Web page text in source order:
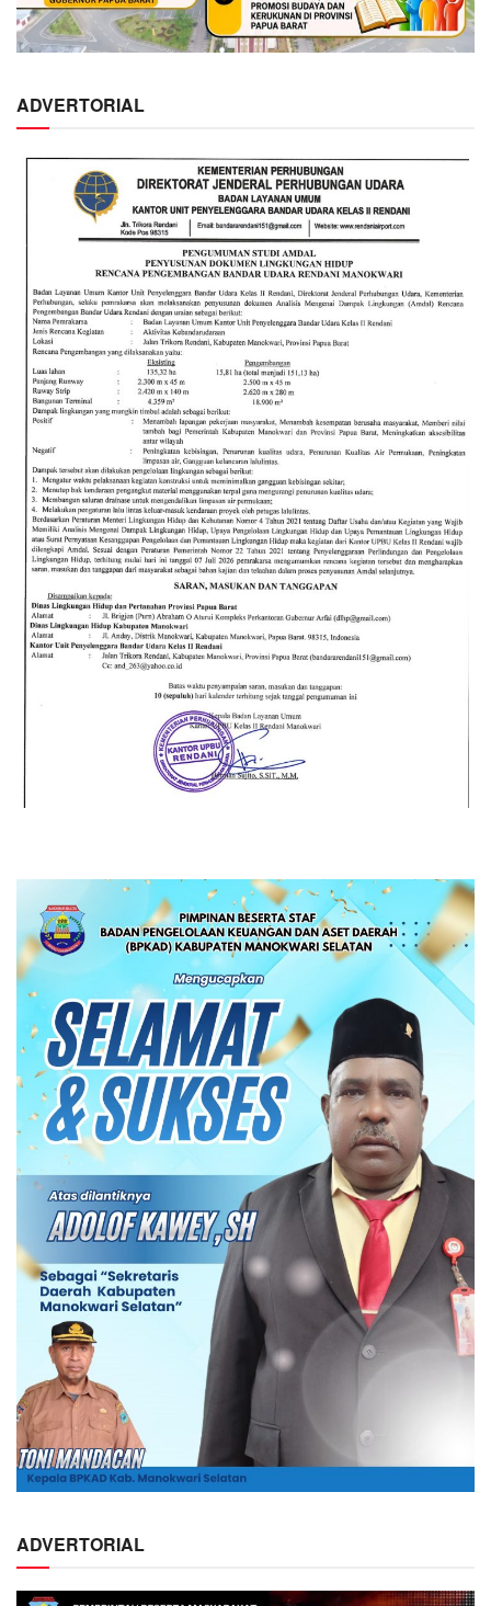
ADVERTORIAL
ADVERTORIAL